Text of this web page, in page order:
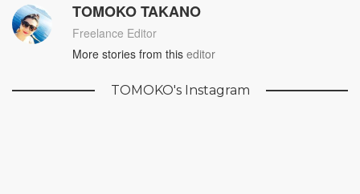
TOMOKO TAKANO
Freelance Editor
More stories from this editor
TOMOKO's Instagram